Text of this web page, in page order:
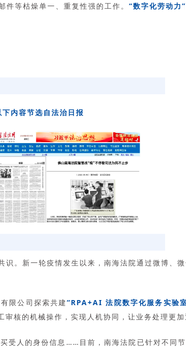
等枯燥单一、重复性强的工作。 “数字化劳动力
下内容节选自法治日报
。新一轮疫情发生以来，南海法院通过微博、
限公司探索共建“RPA+AI 法院数字化服务实验
的机械操作，实现人机协同，让业务处理更加
受人的身份信息……目前，南海法院已针对不同